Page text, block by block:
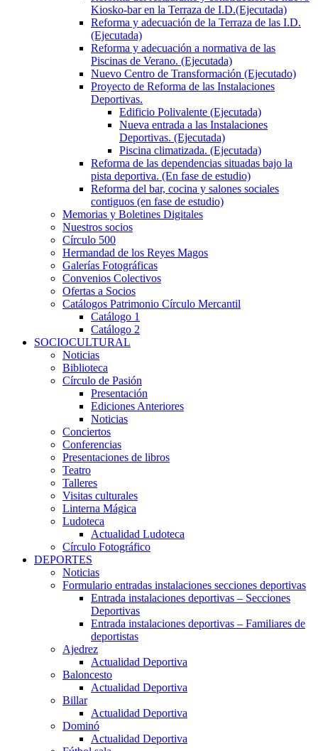
Kiosko-bar en la Terraza de I.D.(Ejecutada)
Reforma y adecuación de la Terraza de las I.D.
(Ejecutada)
Reforma y adecuación a normativa de las
Piscinas de Verano. (Ejecutada)
Nuevo Centro de Transformación (Ejecutado)
Proyecto de Reforma de las Instalaciones
Deportivas.
Edificio Polivalente (Ejecutada)
Nueva entrada a las Instalaciones
Deportivas. (Ejecutada)
Piscina climatizada. (Ejecutada)
Reforma de las dependencias situadas bajo la
pista deportiva. (En fase de estudio)
Reforma del bar, cocina y salones sociales
contiguos (en fase de estudio)
Memorias y Boletines Digitales
Nuestros socios
Círculo 500
Hermandad de los Reyes Magos
Galerías Fotográficas
Convenios Colectivos
Ofertas a Socios
Catálogos Patrimonio Círculo Mercantil
Catálogo 1
Catálogo 2
SOCIOCULTURAL
Noticias
Biblioteca
Círculo de Pasión
Presentación
Ediciones Anteriores
Noticias
Conciertos
Conferencias
Presentaciones de libros
Teatro
Talleres
Visitas culturales
Linterna Mágica
Ludoteca
Actualidad Ludoteca
Círculo Fotográfico
DEPORTES
Noticias
Formulario entradas instalaciones secciones deportivas
Entrada instalaciones deportivas – Secciones
Deportivas
Entrada instalaciones deportivas – Familiares de
deportistas
Ajedrez
Actualidad Deportiva
Baloncesto
Actualidad Deportiva
Billar
Actualidad Deportiva
Dominó
Actualidad Deportiva